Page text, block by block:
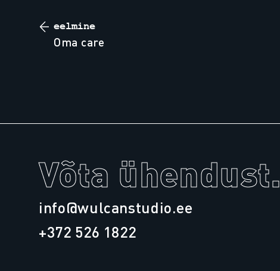
eelmine
oma care
Võta ühendust.
info@wulcanstudio.ee
+372 526 1822